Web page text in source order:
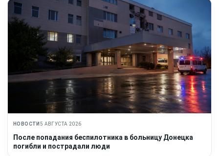
НОВОСТИ 5 АВГУСТА 2026
После попадания беспилотника в больницу Донецка
погибли и пострадали люди